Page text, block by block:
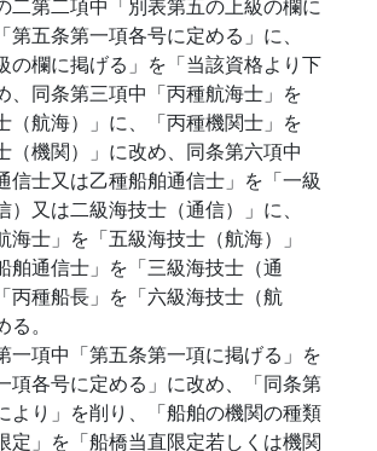
第五条第一項各号に定める」に、
の欄に掲げる」を「当該資格より下
、同条第三項中「丙種航海士」を
（航海）」に、「丙種機関士」を
（機関）」に改め、同条第六項中
信士又は乙種船舶通信士」を「一級
）又は二級海技士（通信）」に、
海士」を「五級海技士（航海）」
舶通信士」を「三級海技士（通
丙種船長」を「六級海技士（航
。
一項中「第五条第一項に掲げる」を
項各号に定める」に改め、「同条第
より」を削り、「船舶の機関の種類
定」を「船橋当直限定若しくは機関